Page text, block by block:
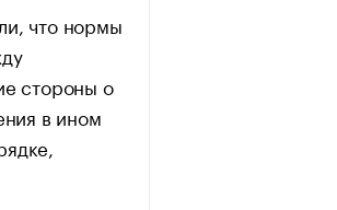
что нормы
стороны о
в ином